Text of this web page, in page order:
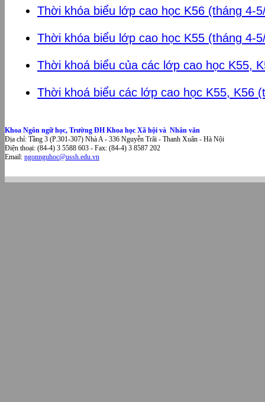
Thời khóa biểu lớp cao học K56 (tháng 4-
Thời khóa biểu lớp cao học K55 (tháng 4-
Thời khoá biểu của các lớp cao học K55,
Thời khoá biểu các lớp cao học K55, K56
Khoa Ngôn ngữ học, Trường ĐH Khoa học Xã hội và Nhân văn
Địa chỉ: Tầng 3 (P.301-307) Nhà A - 336 Nguyễn Trãi - Thanh Xuân - Hà Nội
Điện thoại: (84-4) 3 5588 603 - Fax: (84-4) 3 8587 202
Email: ngonnguhoc@ussh.edu.vn